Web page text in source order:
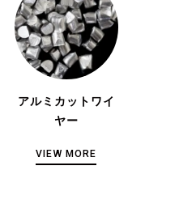
アルミカットワイ
ヤー
VIEW MORE